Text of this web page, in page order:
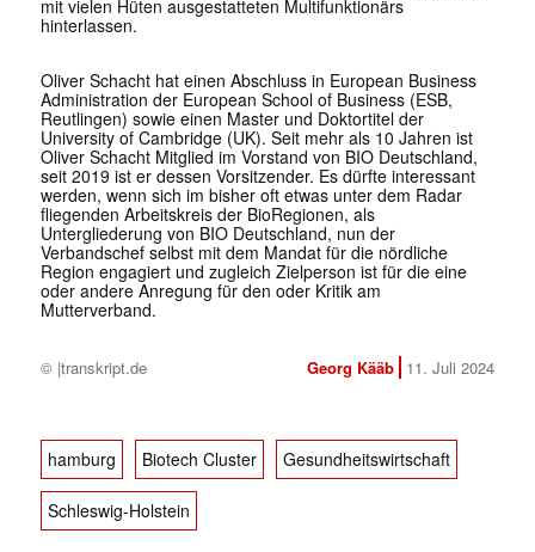
mit vielen Hüten ausgestatteten Multifunktionärs
hinterlassen.
Oliver Schacht hat einen Abschluss in European Business
Administration der European School of Business (ESB,
Reutlingen) sowie einen Master und Doktortitel der
University of Cambridge (UK). Seit mehr als 10 Jahren ist
Oliver Schacht Mitglied im Vorstand von BIO Deutschland,
seit 2019 ist er dessen Vorsitzender. Es dürfte interessant
werden, wenn sich im bisher oft etwas unter dem Radar
fliegenden Arbeitskreis der BioRegionen, als
Untergliederung von BIO Deutschland, nun der
Verbandschef selbst mit dem Mandat für die nördliche
Region engagiert und zugleich Zielperson ist für die eine
oder andere Anregung für den oder Kritik am
Mutterverband.
© |transkript.de Georg Kääb 11. Juli 2024
hamburg Biotech Cluster Gesundheitswirtschaft
Schleswig-Holstein